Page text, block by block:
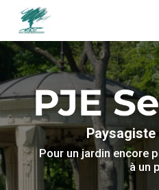
contenu
principal
Paysagiste
Pour un jardin encore
à un